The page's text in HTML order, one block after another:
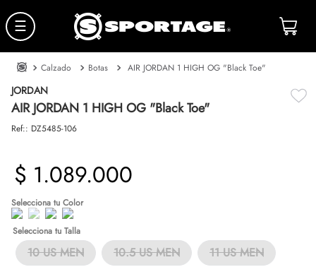
☰
Calzado Botas AIR JORDAN 1 HIGH OG "Black Toe"
JORDAN
AIR JORDAN 1 HIGH OG "Black Toe"
Ref:: DZ5485-106
$ 1.089.000
Talla
10 US MEN 10.5 US MEN
11 US MEN